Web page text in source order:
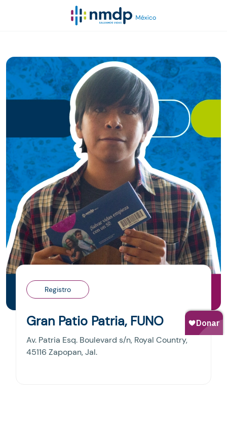
Registro
Gran Patio Patria, FUNO
Av. Patria Esq. Boulevard s/n, Royal Country,
45116 Zapopan, Jal.